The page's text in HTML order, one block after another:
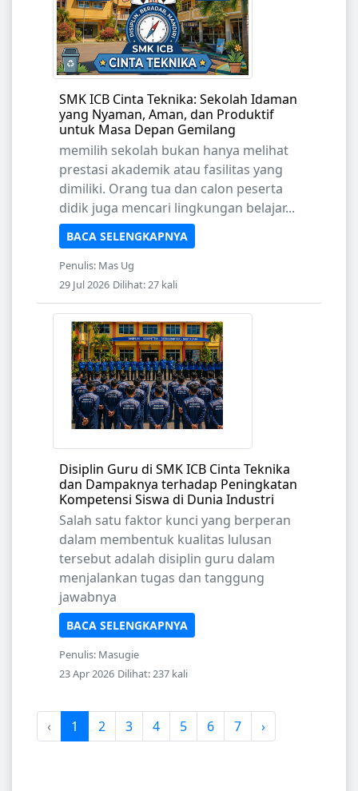
SMK ICB Cinta Teknika: Sekolah Idaman
yang Nyaman, Aman, dan Produktif
untuk Masa Depan Gemilang
memilih sekolah bukan hanya melihat
prestasi akademik atau fasilitas yang
dimiliki. Orang tua dan calon peserta
didik juga mencari lingkungan belajar...
BACA SELENGKAPNYA
Penulis: Mas Ug
29 Jul 2026 Dilihat: 27 kali
Disiplin Guru di SMK ICB Cinta Teknika
dan Dampaknya terhadap Peningkatan
Kompetensi Siswa di Dunia Industri
Salah satu faktor kunci yang berperan
dalam membentuk kualitas lulusan
tersebut adalah disiplin guru dalam
menjalankan tugas dan tanggung
jawabnya
BACA SELENGKAPNYA
Penulis: Masugie
23 Apr 2026 Dilihat: 237 kali
‹ 1 2 3 4 5 6 7 ›